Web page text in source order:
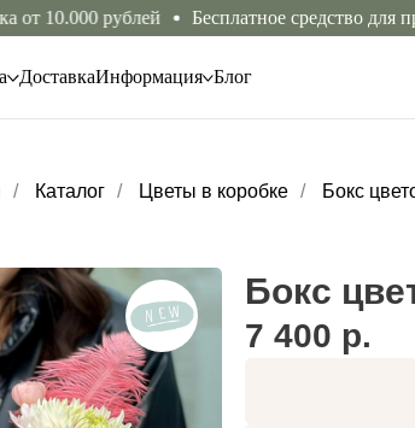
рублей Бесплатное средство для
ДоставкаИнформация Блог
/ Каталог / Цветы в коробке / Бокс
Бокс
7 400 р.